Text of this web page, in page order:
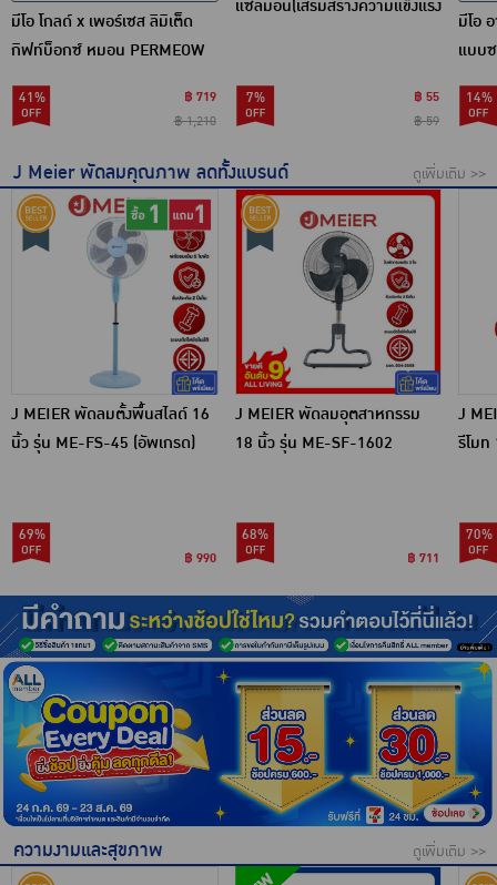
มีโอ โกลด์ x เพอร์เซส ลิมิเต็ด
กิฟท์บ็อกซ์ หมอน PERMEOW
41%
฿ 719
฿ 1,210
แซลมอน(เสริมสร้างความแข็งแรง
7%
฿ 55
฿ 59
มีโอ
แบบ
12 ชิ้
14%
J Meier พัดลมคุณภาพ ลดทั้งแบรนด์ ดูเพิ่มเติม >>
J MEIER พัดลมตั้งพื้นสไลด์ 16
นิ้ว รุ่น ME-FS-45 (อัพเกรด)
69%
฿ 990
J MEIER พัดลมอุตสาหกรรม
18 นิ้ว รุ่น ME-SF-1602
68%
฿ 711
J
รีโมท
70%
ความงามและสุขภาพ ดูเพิ่มเติม >>